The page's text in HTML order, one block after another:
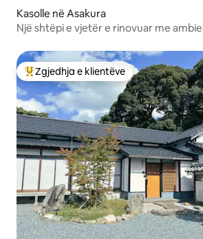
Kasolle në Asakura
Një shtëpi e vjetër e rinovuar me
me qira
Më të mirat e zgjedhjeve të klientëve
Zgjedhja e klientëve